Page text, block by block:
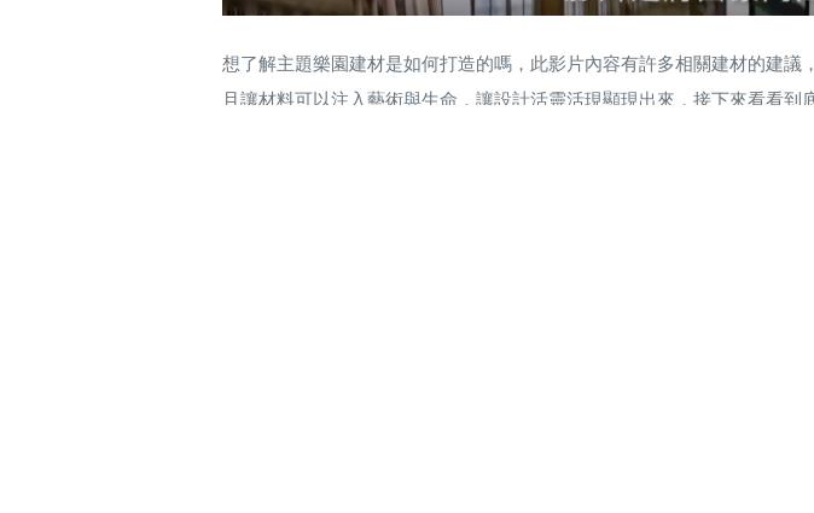
想了解主題樂園建材是如何打造的嗎，此影片內容有許多相關建材的建議
且讓材料可以注入藝術與生命，讓設計活靈活現顯現出來，接下來看看到